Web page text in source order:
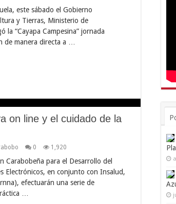
este sábado el Gobierno
y Tierras, Ministerio de
la “Cayapa Campesina” jornada
de manera directa a …
on line y el cuidado de la
0 1,920
Carabobeña para el Desarrollo del
Electrónicos, en conjunto con Insalud,
efectuarán una serie de
…